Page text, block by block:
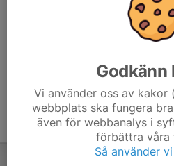
Godkänn
Vi använder oss av
webbplats ska fungera
även för webbanalys i
förbättra våra
Så använder